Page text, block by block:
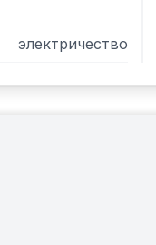
электричество